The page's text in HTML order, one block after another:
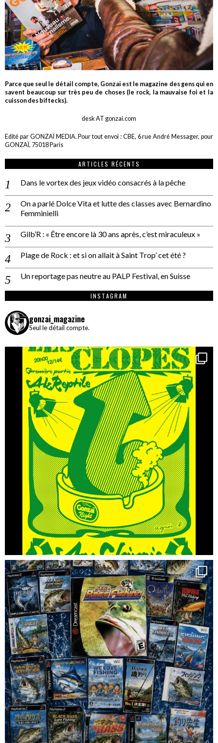
Parce que seul le détail compte, Gonzaï est le magazine des gens qui en
savent beaucoup sur très peu de choses (le rock, la mauvaise foi et la
cuisson des biftecks).
desk AT gonzai.com
Edité par GONZAÏ MEDIA. Pour tout envoi : CBE, 6 rue André Messager, pour
GONZAÏ, 75018 Paris
ARTICLES RÉCENTS
Dans le vortex des jeux vidéo consacrés à la pêche
On a parlé Dolce Vita et lutte des classes avec Bernardino
Femminielli
Gilb’R : « Être encore là 30 ans après, c’est miraculeux »
Plage de Rock : et si on allait à Saint Trop’ cet été ?
Un reportage pas neutre au PALP Festival, en Suisse
INSTAGRAM
gonzai_magazine
Seul le détail compte.